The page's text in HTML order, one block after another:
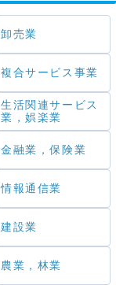
卸売業
複合サービス事業
生活関連サービス
業，娯楽業
金融業，保険業
情報通信業
建設業
農業，林業